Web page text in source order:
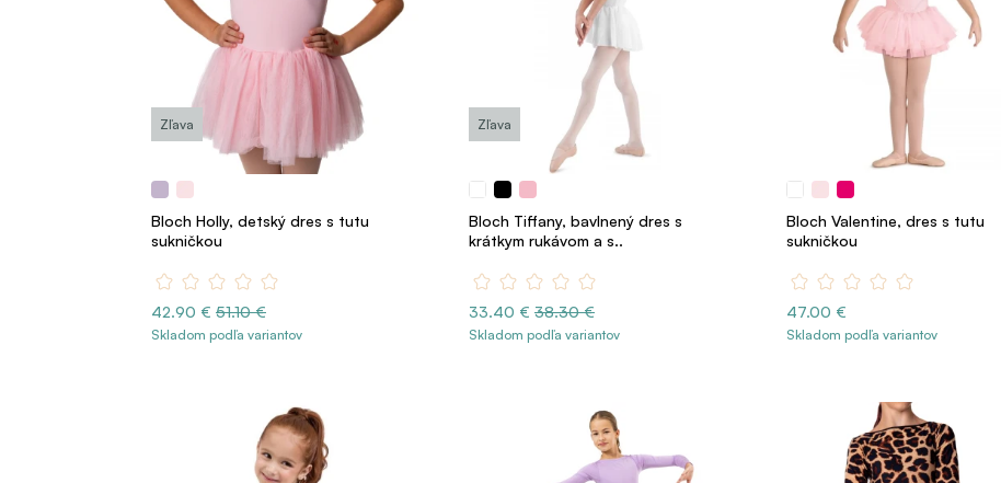
Zľava
Bloch Holly, detský dres s tutu
sukničkou
42.90 € 51.10 €
Skladom podľa variantov
Zľava
Bloch Tiffany, bavlnený dres s
krátkym rukávom a s..
33.40 € 38.30 €
Skladom podľa variantov
Bloch Valentine, dres s tutu
sukničkou
47.00 €
Skladom podľa variantov